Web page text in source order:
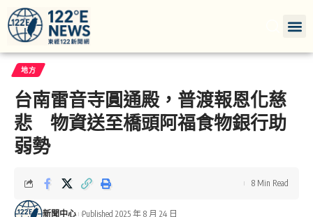
地方
台南雷音寺圓通殿，普渡報恩化慈
悲 物資送至橋頭阿福食物銀行助
弱勢
新聞中心 Published 2025 年 8 月 24 日
8 Min Read